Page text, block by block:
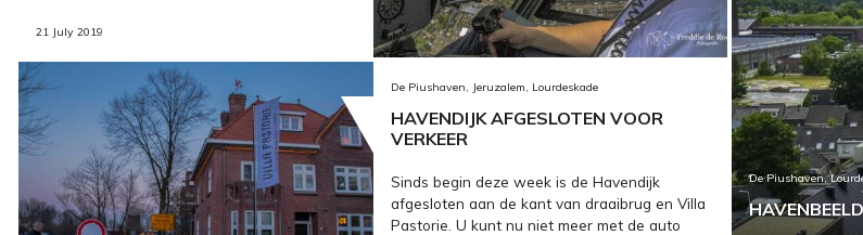
21 July 2019
De Piushaven, Jeruzalem, Lourdeskade
HAVENDIJK AFGESLOTEN VOOR
VERKEER
Sinds begin deze week is de Havendijk
afgesloten aan de kant van draaibrug en Villa
Pastorie. U kunt nu niet meer met de auto
De Piushaven,